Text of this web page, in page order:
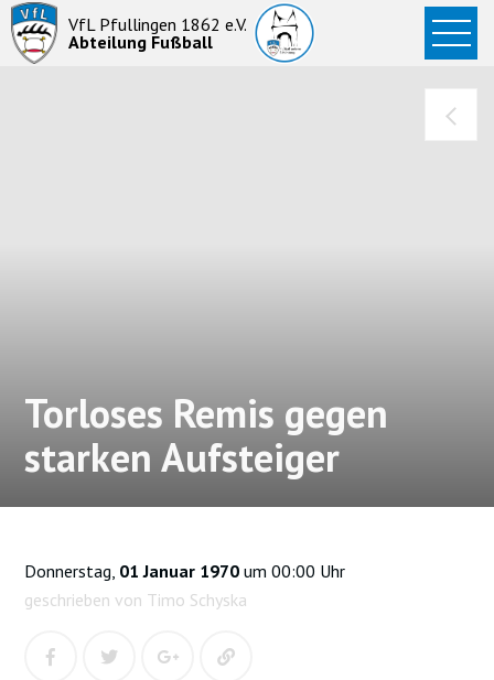
VfL Pfullingen 1862 e.V.
Abteilung Fußball
Startseite
News
Torloses Remis gegen
starken Aufsteiger
Donnerstag, 01 Januar 1970 um 00:00 Uhr
geschrieben von Timo Schyska